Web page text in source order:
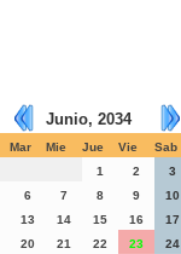
Junio, 2034
Mar Mie Jue Vie Sab
1
2 3
6 7 8 9 10
13 14 15 16 17
20 21 22 23 24